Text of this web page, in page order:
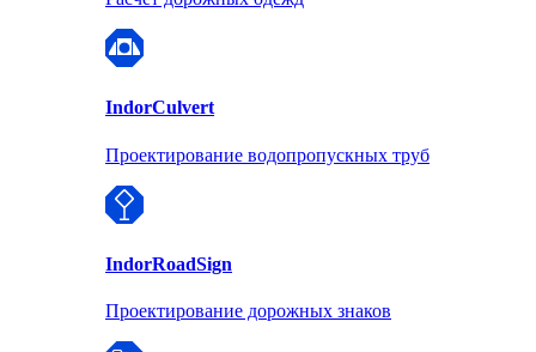
IndorCulvert
Проектирование водопропускных труб
IndorRoadSign
Проектирование дорожных знаков